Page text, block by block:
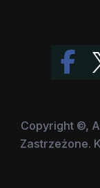
Copyright ©,
Zastrzeżone.